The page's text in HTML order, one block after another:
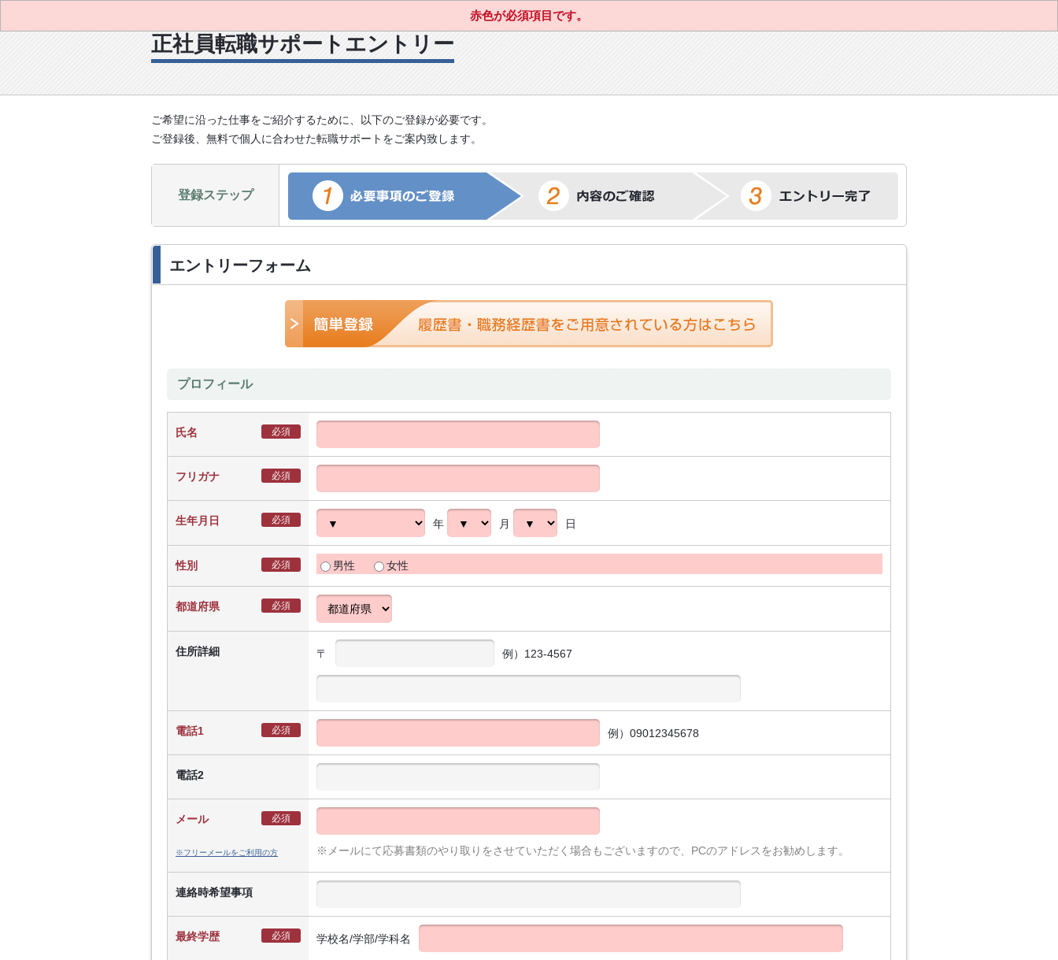
正社員転職サポートエントリー
ご希望に沿った仕事をご紹介するために、以下のご登録が必要です。
ご登録後、無料で個人に合わせた転職サポートをご案内致します。
登録ステップ
エントリーフォーム
プロフィール
氏名 必須
フリガナ 必須
生年月日 必須 年 月 日
性別 必須 男性 女性
都道府県 必須
住所詳細 〒 例）123-4567
電話1 必須 例）09012345678
電話2
メール 必須
※フリーメールをご利用の方 ※メールにて応募書類のやり取りをさせていただく場合もございますので、PCのアドレスをお勧めします。
連絡時希望事項
最終学歴 必須 学校名/学部/学科名
赤色が必須項目です。